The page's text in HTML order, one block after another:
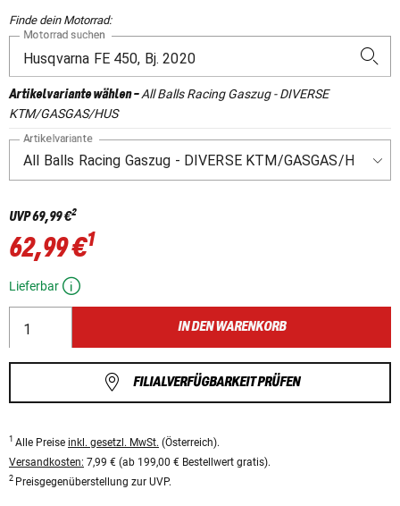
Finde dein Motorrad:
Motorrad suchen
Artikelvariante wählen-All Balls Racing Gaszug - DIVERSE
KTM/GASGAS/HUS
Artikelvariante
UVP69,99 €2
62,99 €1
Lieferbar
IN DEN WARENKORB
FILIALVERFÜGBARKEIT PRÜFEN
1 Alle Preise inkl. gesetzl. MwSt. (Österreich).
Versandkosten: 7,99 € (ab 199,00 € Bestellwert gratis).
2 Preisgegenüberstellung zur UVP.